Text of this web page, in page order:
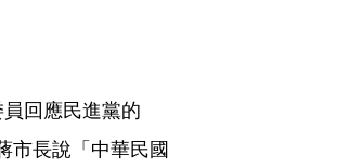
回應民進黨的
市長說「中華民國